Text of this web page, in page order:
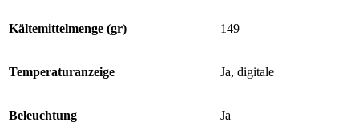
Kältemittelmenge (gr) 149
Temperaturanzeige Ja, digitale
Beleuchtung Ja